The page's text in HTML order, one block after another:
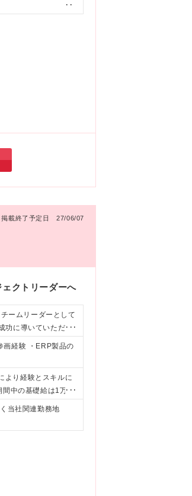
す事にやりがいを感
たい方
掲載終了予定日 27/06/07
クトリーダーへ
ームリーダーとして
功に導いていただき
画経験 ・ERP製品の
より経験とスキルに
中の基礎給は1万円/
当社関連勤務地